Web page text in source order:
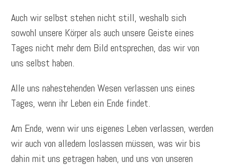
Auch wir selbst stehen nicht still, weshalb sich
sowohl unsere Körper als auch unsere Geiste eines
Tages nicht mehr dem Bild entsprechen, das wir von
uns selbst haben.
Alle uns nahestehenden Wesen verlassen uns eines
Tages, wenn ihr Leben ein Ende findet.
Am Ende, wenn wir uns eigenes Leben verlassen, werden
wir auch von alledem loslassen müssen, was wir bis
dahin mit uns getragen haben, und uns von unseren